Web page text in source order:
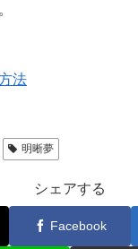
法
明晰夢
シェアする
Facebook